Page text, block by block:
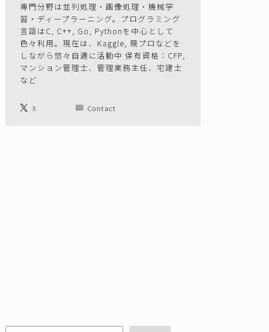
専門分野は並列処理・画像処理・機械学
習・ディープラーニング。プログラミング
言語はC, C++, Go, Pythonを中心として
色々利用。現在は、Kaggle, 競プロなどを
しながら悠々自適に活動中 保有資格：CFP,
マンション管理士、管理業務主任、宅建士
など
X Contact